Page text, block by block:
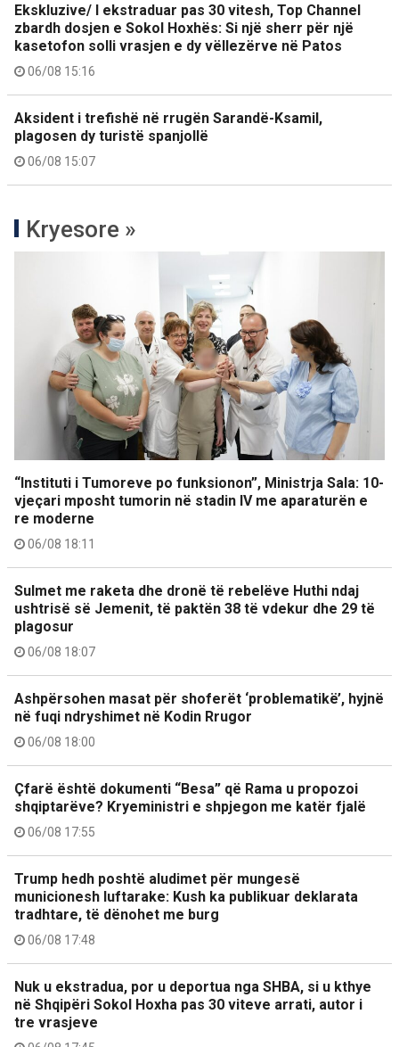
Ekskluzive/ I ekstraduar pas 30 vitesh, Top Channel
zbardh dosjen e Sokol Hoxhës: Si një sherr për një
kasetofon solli vrasjen e dy vëllezërve në Patos
06/08 15:16
Aksident i trefishë në rrugën Sarandë-Ksamil,
plagosen dy turistë spanjollë
06/08 15:07
Kryesore »
“Instituti i Tumoreve po funksionon”, Ministrja Sala: 10-
vjeçari mposht tumorin në stadin IV me aparaturën e
re moderne
06/08 18:11
Sulmet me raketa dhe dronë të rebelëve Huthi ndaj
ushtrisë së Jemenit, të paktën 38 të vdekur dhe 29 të
plagosur
06/08 18:07
Ashpërsohen masat për shoferët ‘problematikë’, hyjnë
në fuqi ndryshimet në Kodin Rrugor
06/08 18:00
Çfarë është dokumenti “Besa” që Rama u propozoi
shqiptarëve? Kryeministri e shpjegon me katër fjalë
06/08 17:55
Trump hedh poshtë aludimet për mungesë
municionesh luftarake: Kush ka publikuar deklarata
tradhtare, të dënohet me burg
06/08 17:48
Nuk u ekstradua, por u deportua nga SHBA, si u kthye
në Shqipëri Sokol Hoxha pas 30 viteve arrati, autor i
tre vrasjeve